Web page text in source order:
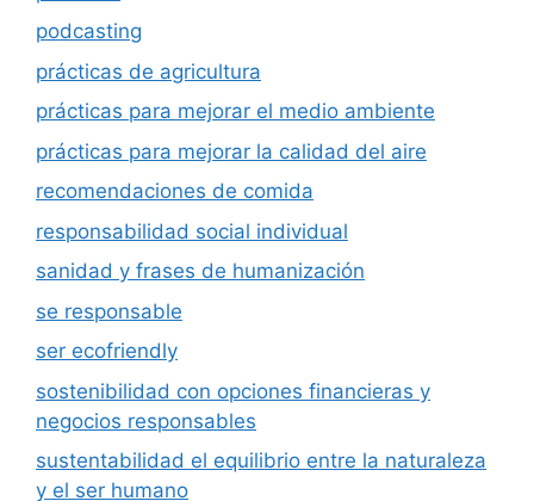
podcasting
prácticas de agricultura
prácticas para mejorar el medio ambiente
prácticas para mejorar la calidad del aire
recomendaciones de comida
responsabilidad social individual
sanidad y frases de humanización
se responsable
ser ecofriendly
sostenibilidad con opciones financieras y
negocios responsables
sustentabilidad el equilibrio entre la naturaleza
y el ser humano